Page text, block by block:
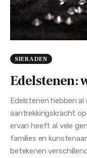
SIERADEN
Edelstenen:
Edelstenen hebben al
aantrekkingskracht
ervan heeft al vele
families en
betekenen